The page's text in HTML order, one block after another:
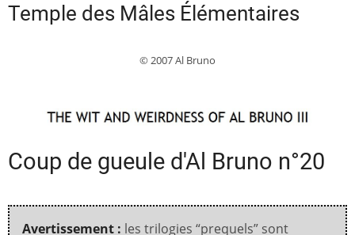
Temple des Mâles Élémentaires
© 2007 Al Bruno
Coup de gueule d'Al Bruno n°20
Avertissement : les trilogies “prequels” sont